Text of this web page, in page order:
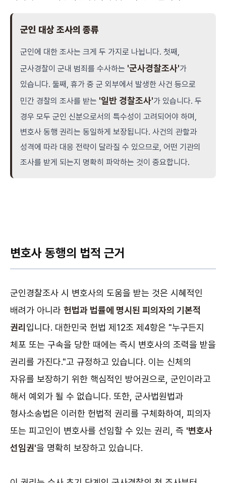
군인 대상 조사의 종류
군인에 대한 조사는 크게 두 가지로 나뉩니다. 첫째,
군사경찰이 군내 범죄를 수사하는 '군사경찰조사'가
있습니다. 둘째, 휴가 중 군 외부에서 발생한 사건 등으로
민간 경찰의 조사를 받는 '일반 경찰조사'가 있습니다. 두
경우 모두 군인 신분으로서의 특수성이 고려되어야 하며,
변호사 동행 권리는 동일하게 보장됩니다. 사건의 관할과
성격에 따라 대응 전략이 달라질 수 있으므로, 어떤 기관의
조사를 받게 되는지 명확히 파악하는 것이 중요합니다.
변호사 동행의 법적 근거
군인경찰조사 시 변호사의 도움을 받는 것은 시혜적인
배려가 아니라 헌법과 법률에 명시된 피의자의 기본적
권리 입니다. 대한민국 헌법 제12조 제4항은 "누구든지
체포 또는 구속을 당한 때에는 즉시 변호사의 조력을 받을
권리를 가진다."고 규정하고 있습니다. 이는 신체의
자유를 보장하기 위한 핵심적인 방어권으로, 군인이라고
해서 예외가 될 수 없습니다. 또한, 군사법원법과
형사소송법은 이러한 헌법적 권리를 구체화하여, 피의자
또는 피고인이 변호사를 선임할 수 있는 권리, 즉 '변호사
선임권'을 명확히 보장하고 있습니다.